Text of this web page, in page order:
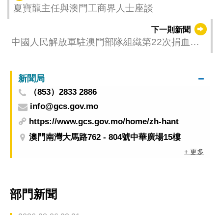
夏寶龍主任與澳門工商界人士座談
下一則新聞
中國人民解放軍駐澳門部隊組織第22次捐血活
新聞局
（853）2833 2886
info@gcs.gov.mo
https://www.gcs.gov.mo/home/zh-hant
澳門南灣大馬路762 - 804號中華廣場15樓
+ 更多
部門新聞